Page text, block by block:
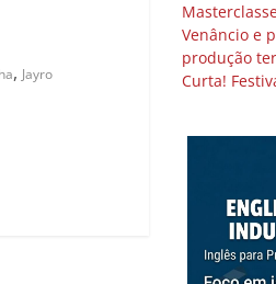
, Jayro
Venâncio e
produção
Curta!